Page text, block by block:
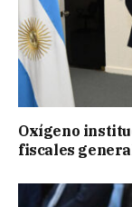
Oxígeno
fiscales